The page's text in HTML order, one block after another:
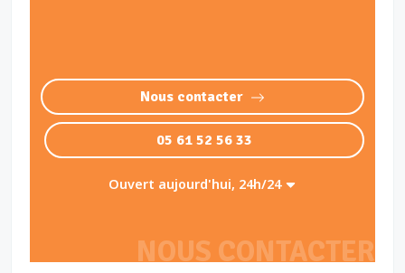
NOUS CONTACTER
Nous contacter
05 61 52 56 33
Ouvert aujourd'hui, 24h/24